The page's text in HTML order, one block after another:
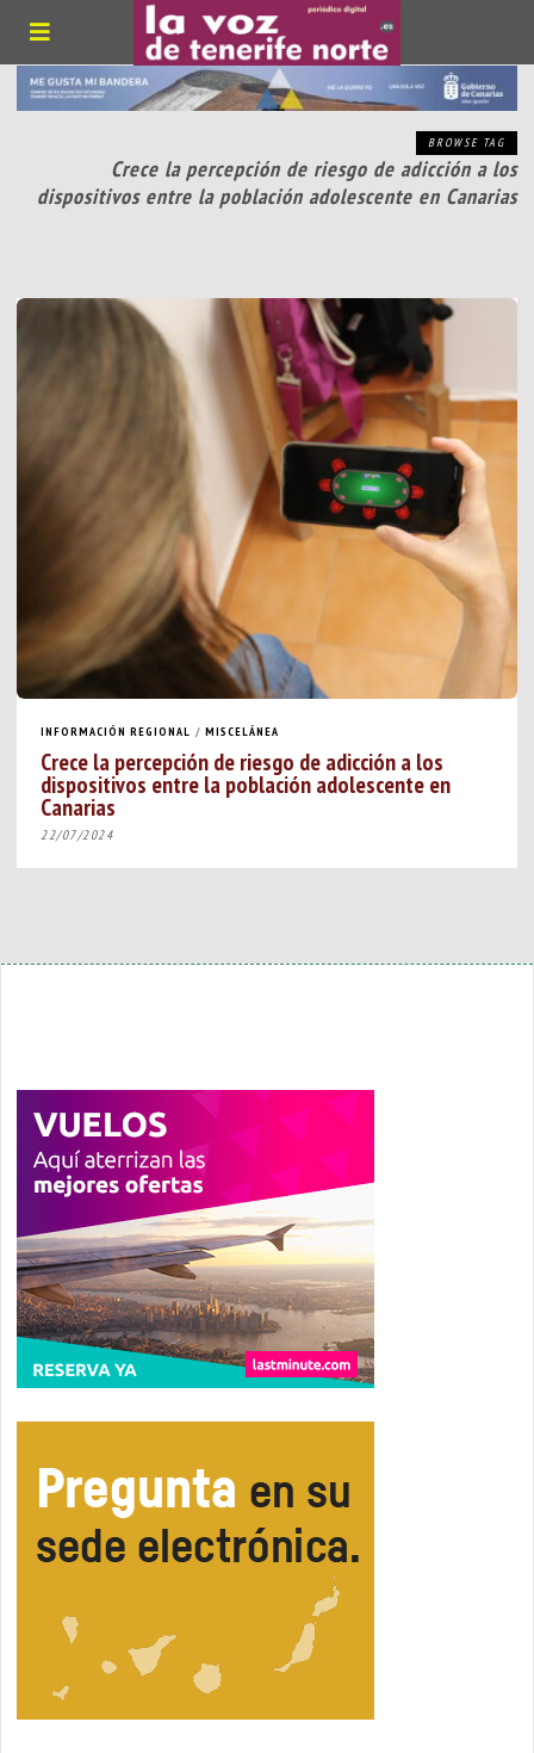
BROWSE TAG
Crece la percepción de riesgo de adicción a los
dispositivos entre la población adolescente en Canarias
INFORMACIÓN REGIONAL / MISCELÁNEA
Crece la percepción de riesgo de adicción a los
dispositivos entre la población adolescente en
Canarias
22/07/2024